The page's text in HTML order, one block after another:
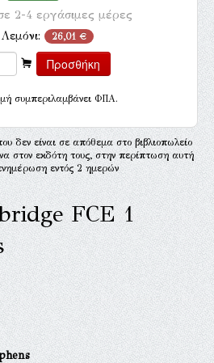
2-4 εργάσιμες μέρες
26,01 €
συμπεριλαμβάνει ΦΠΑ.
δεν είναι σε απόθεμα στο βιβλιοπωλείο
στον εκδότη τους, στην περίπτωση αυτή
εντός 2 ημερών
FCE 1